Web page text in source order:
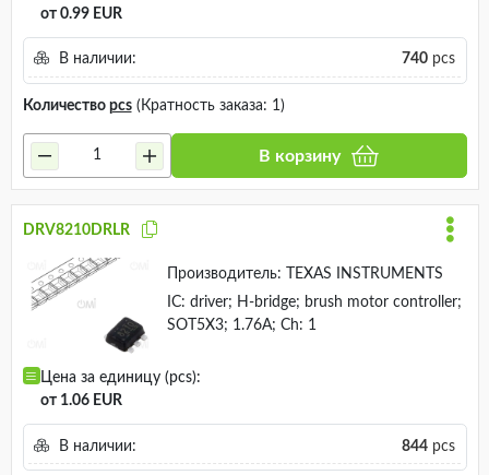
от 0.99 EUR
В наличии: 740pcs
Количество pcs(Кратность заказа: 1)
В корзину
DRV8210DRLR
Производитель:
TEXAS INSTRUMENTS
IC: driver; H-bridge; brush motor controller;
SOT5X3; 1.76A; Ch: 1
Цена за единицу (pcs):
от 1.06 EUR
В наличии: 844pcs